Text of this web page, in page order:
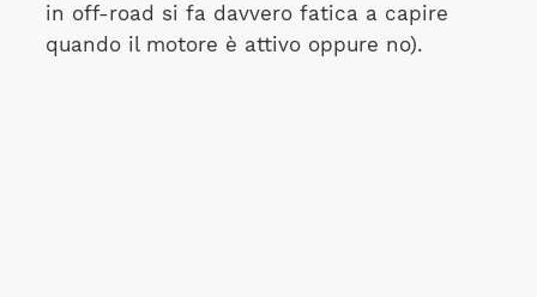
in off-road si fa davvero fatica a capire
quando il motore è attivo oppure no).